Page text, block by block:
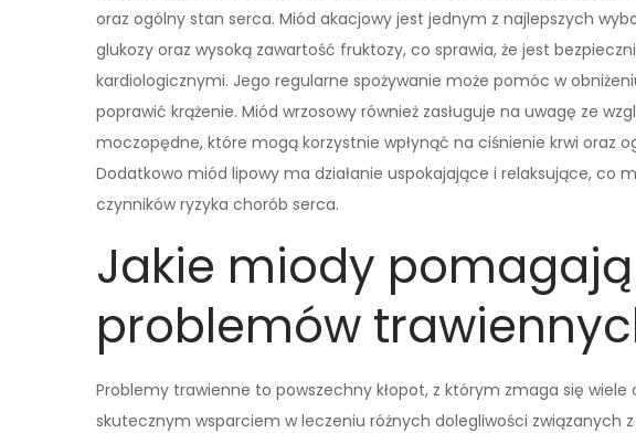
oraz ogólny stan serca. Miód akacjowy jest jednym z najlepszych
glukozy oraz wysoką zawartość fruktozy, co sprawia, że jest
kardiologicznymi. Jego regularne spożywanie może pomóc w
poprawić krążenie. Miód wrzosowy również zasługuje na uwagę ze
moczopędne, które mogą korzystnie wpłynąć na ciśnienie krwi oraz
Dodatkowo miód lipowy ma działanie uspokajające i relaksujące, co
czynników ryzyka chorób serca.
Jakie miody
problemów
Problemy trawienne to powszechny kłopot, z którym zmaga się
skutecznym wsparciem w leczeniu różnych dolegliwości związanych